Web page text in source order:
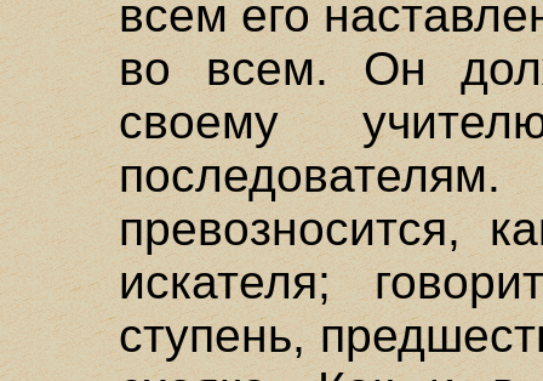
всем его
во всем. Он
своему
превозносится,
искателя;
ступень,